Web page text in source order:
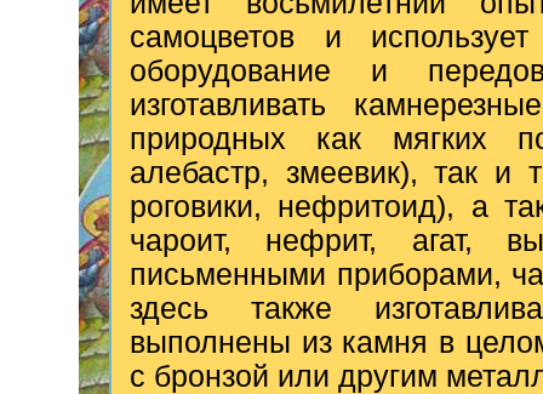
самоцветов и
оборудование и
изготавливать
природных как мягких
алебастр, змеевик), так
роговики, нефритоид), а
чароит, нефрит, агат,
письменными приборами,
здесь также
выполнены из камня в
с бронзой или другим